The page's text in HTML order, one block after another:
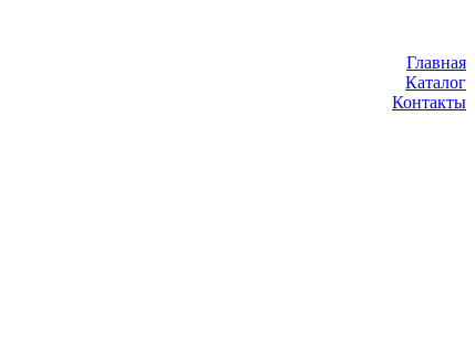
Главная
Каталог
Контакты